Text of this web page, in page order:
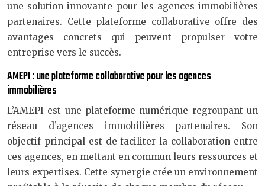
une solution innovante pour les agences immobilières
partenaires. Cette plateforme collaborative offre des
avantages concrets qui peuvent propulser votre
entreprise vers le succès.
AMEPI : une plateforme collaborative pour les agences
immobilières
L’AMEPI est une plateforme numérique regroupant un
réseau d’agences immobilières partenaires. Son
objectif principal est de faciliter la collaboration entre
ces agences, en mettant en commun leurs ressources et
leurs expertises. Cette synergie crée un environnement